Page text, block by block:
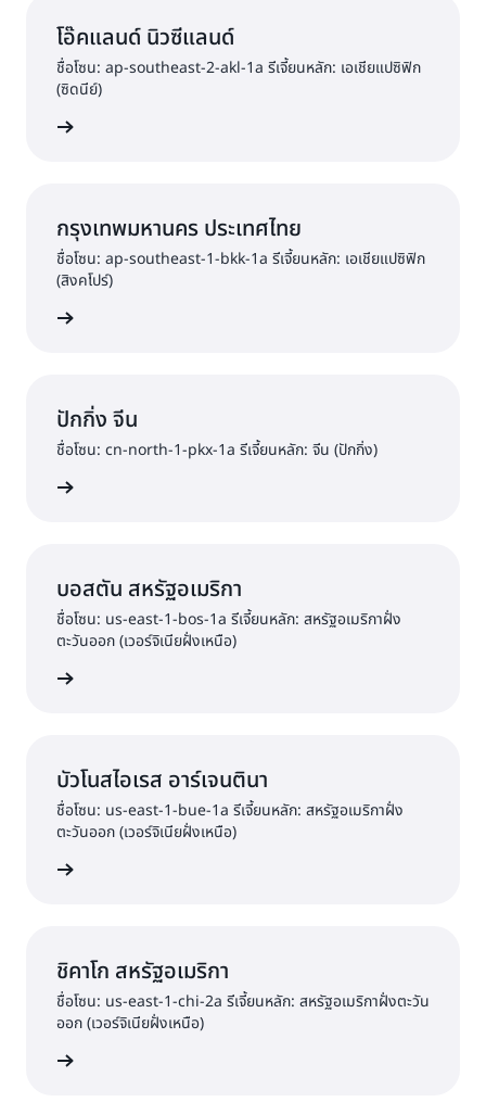
โอ๊คแลนด์ นิวซีแลนด์
ชื่อโซน: ap-southeast-2-akl-1a รีเจี้ยนหลัก: เอเชียแปซิฟิก
(ซิดนีย์)
กรุงเทพมหานคร ประเทศไทย
ชื่อโซน: ap-southeast-1-bkk-1a รีเจี้ยนหลัก: เอเชียแปซิฟิก
(สิงคโปร์)
ปักกิ่ง จีน
ชื่อโซน: cn-north-1-pkx-1a รีเจี้ยนหลัก: จีน (ปักกิ่ง)
บอสตัน สหรัฐอเมริกา
ชื่อโซน: us-east-1-bos-1a รีเจี้ยนหลัก: สหรัฐอเมริกาฝั่ง
ตะวันออก (เวอร์จิเนียฝั่งเหนือ)
บัวโนสไอเรส อาร์เจนตินา
ชื่อโซน: us-east-1-bue-1a รีเจี้ยนหลัก: สหรัฐอเมริกาฝั่ง
ตะวันออก (เวอร์จิเนียฝั่งเหนือ)
ชิคาโก สหรัฐอเมริกา
ชื่อโซน: us-east-1-chi-2a รีเจี้ยนหลัก: สหรัฐอเมริกาฝั่งตะวัน
ออก (เวอร์จิเนียฝั่งเหนือ)